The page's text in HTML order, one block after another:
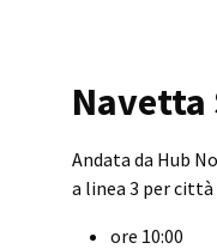
Navetta
Andata da Hub
a linea 3 per
ore 10:00